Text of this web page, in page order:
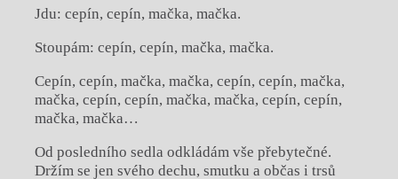
Jdu: cepín, cepín, mačka, mačka.
Stoupám: cepín, cepín, mačka, mačka.
Cepín, cepín, mačka, mačka, cepín, cepín, mačka,
mačka, cepín, cepín, mačka, mačka, cepín, cepín,
mačka, mačka…
Od posledního sedla odkládám vše přebytečné.
Držím se jen svého dechu, smutku a občas i trsů